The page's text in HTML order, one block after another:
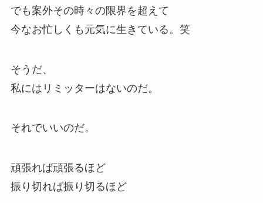
でも案外その時々の限界を超えて
今なお忙しくも元気に生きている。笑
そうだ、
私にはリミッターはないのだ。
それでいいのだ。
頑張れば頑張るほど
振り切れば振り切るほど